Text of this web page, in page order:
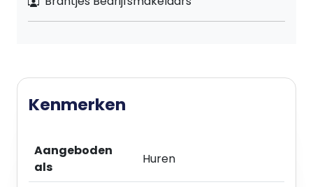
Kenmerken
Aangeboden
als
Huren